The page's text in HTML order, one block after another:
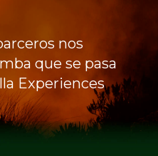
nos
que se pasa
Experiences